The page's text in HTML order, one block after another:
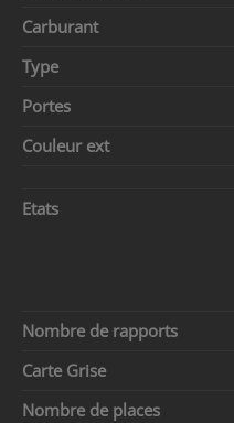
Carburant
Type
Portes
Couleur ext
Etats
Nombre de rapports
Carte Grise
Nombre de places